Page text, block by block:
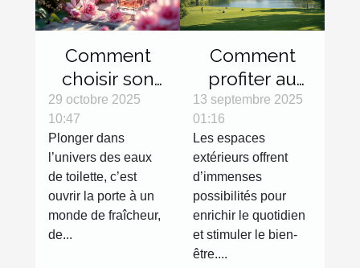
Comment
choisir son
eau de
toilette pour
une fraîcheur
durable ?
29 octobre 2025
10:47
Plonger dans
l’univers des eaux
de toilette, c’est
ouvrir la porte à un
monde de fraîcheur,
de...
Comment
profiter au
maximum
des espaces
extérieurs
avec des
activités
variées ?
13 septembre 2025
01:16
Les espaces
extérieurs offrent
d’immenses
possibilités pour
enrichir le quotidien
et stimuler le bien-
être....